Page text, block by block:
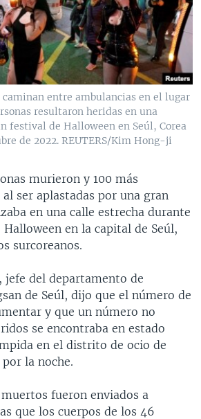
Y CULTURA
VOA
entre ambulancias en el lugar
resultaron heridas en una
festival de Halloween en Seúl, Corea
de 2022. REUTERS/Kim Hong-ji
murieron y 100 más
ser aplastadas por una gran
en una calle estrecha durante
en la capital de Seúl,
surcoreanos.
jefe del departamento de
de Seúl, dijo que el número de
y que un número no
se encontraba en estado
en el distrito de ocio de
la noche.
fueron enviados a
que los cuerpos de los 46